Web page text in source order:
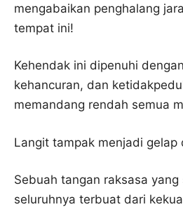
mengabaikan penghalang
tempat ini!
Kehendak ini dipenuhi
kehancuran, dan
memandang rendah semua
Langit tampak menjadi gelap
Sebuah tangan raksasa
seluruhnya terbuat dari